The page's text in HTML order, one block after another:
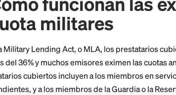
según el emisor.
Cómo funcionan
cuota militares